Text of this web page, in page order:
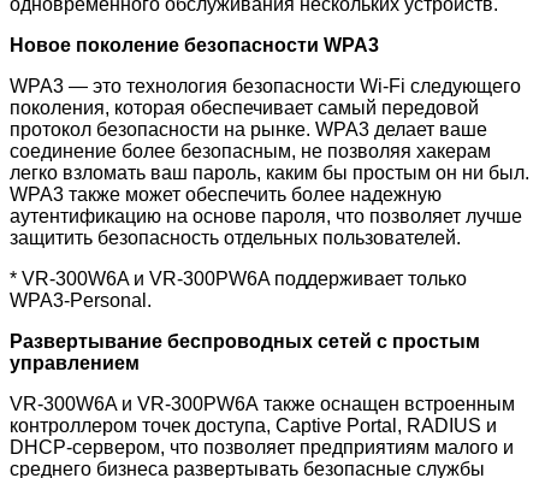
Новое поколение безопасности WPA3
WPA3 — это технология безопасности Wi-Fi следующего
поколения, которая обеспечивает самый передовой
протокол безопасности на рынке. WPA3 делает ваше
соединение более безопасным, не позволяя хакерам
легко взломать ваш пароль, каким бы простым он ни был.
WPA3 также может обеспечить более надежную
аутентификацию на основе пароля, что позволяет лучше
защитить безопасность отдельных пользователей.
* VR-300W6A и VR-300PW6A поддерживает только
WPA3-Personal.
Развертывание беспроводных сетей с простым
управлением
VR-300W6A и VR-300PW6A также оснащен встроенным
контроллером точек доступа, Captive Portal, RADIUS и
DHCP-сервером, что позволяет предприятиям малого и
среднего бизнеса развертывать безопасные службы